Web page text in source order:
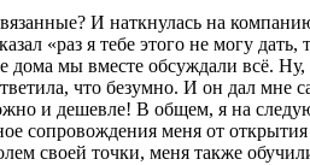
И наткнулась на
«раз я тебе этого не могу
дома мы вместе обсуждали всё.
что безумно. И он дал
и дешевле! В общем, я на
сопровождения меня от
своей точки, меня также